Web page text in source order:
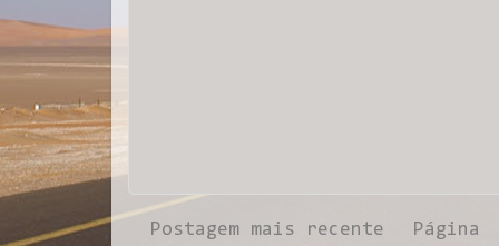
Postagem mais recente
Página